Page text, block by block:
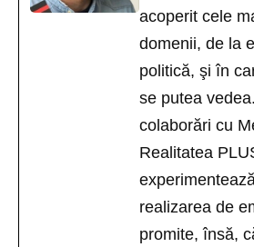
acoperit cele
domenii, de la
politică, şi în
se putea
colaborări cu
Realitatea
realizarea de
promite, însă,